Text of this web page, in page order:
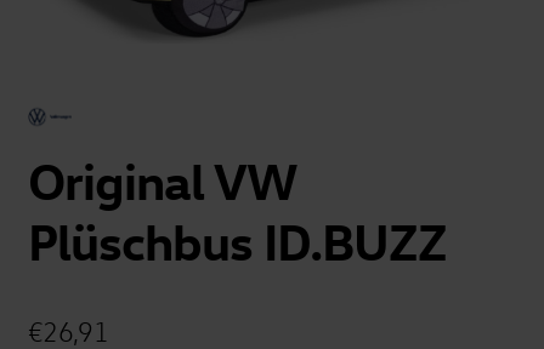
Original VW
Plüschbus ID.BUZZ
€26,91